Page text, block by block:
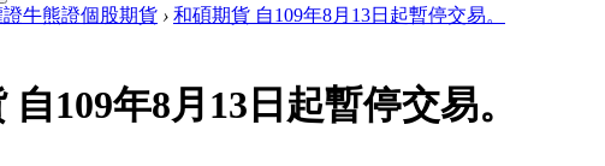
證牛熊證個股期貨 › 和碩期貨 自109年8月13日起暫停交易。
109年8月13日起暫停交易。